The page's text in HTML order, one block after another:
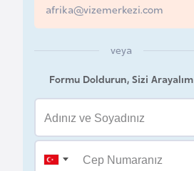
afrika@vizemerkezi.com
veya
Formu Doldurun, Sizi Arayalım
B
e
l
i
a